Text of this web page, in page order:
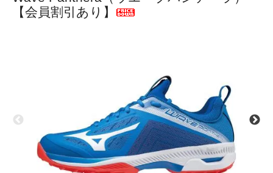
【会員割引あり】